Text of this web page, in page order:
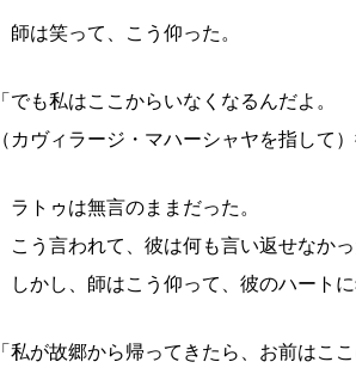
師は笑って、こう仰った。
「でも私はここからいなくなるんだよ。
（カヴィラージ・マハーシャヤを指して
ラトゥは無言のままだった。
こう言われて、彼は何も言い返せなかっ
しかし、師はこう仰って、彼のハートに
「私が故郷から帰ってきたら、お前はこ